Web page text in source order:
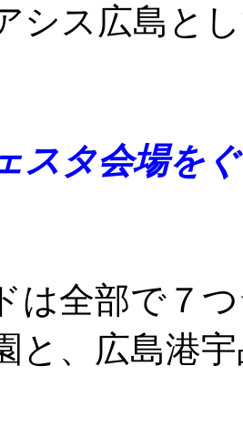
シス広島と
スタ会場を
ドは全部
と、広島港